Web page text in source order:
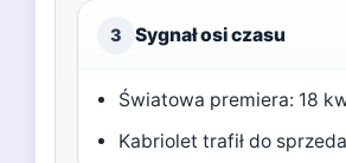
3 Sygnał osi czasu
Światowa premiera: 18
Kabriolet trafił do